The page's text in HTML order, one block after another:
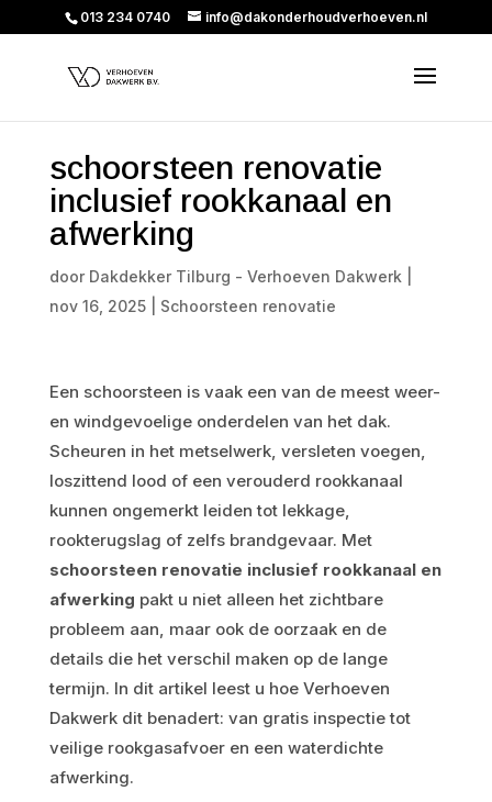
013 234 0740 info@dakonderhoudverhoeven.nl
schoorsteen renovatie
inclusief rookkanaal en
afwerking
door Dakdekker Tilburg - Verhoeven Dakwerk
nov 16, 2025| Schoorsteen renovatie
Een schoorsteen is vaak een van de meest weer-
en windgevoelige onderdelen van het dak.
Scheuren in het metselwerk, versleten voegen,
loszittend lood of een verouderd rookkanaal
kunnen ongemerkt leiden tot lekkage,
rookterugslag of zelfs brandgevaar. Met
schoorsteen renovatie inclusief rookkanaal en
afwerking pakt u niet alleen het zichtbare
probleem aan, maar ook de oorzaak en de
details die het verschil maken op de lange
termijn. In dit artikel leest u hoe Verhoeven
Dakwerk dit benadert: van gratis inspectie tot
veilige rookgasafvoer en een waterdichte
afwerking.